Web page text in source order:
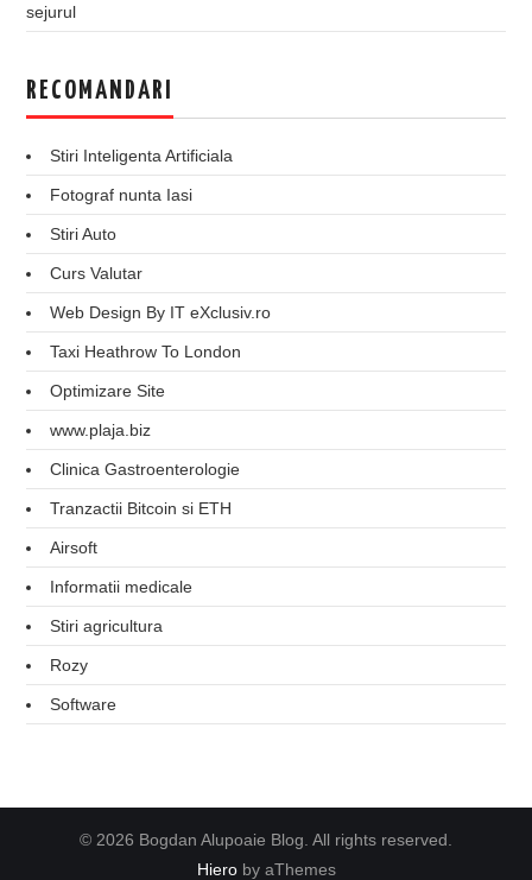
sejurul
RECOMANDARI
Stiri Inteligenta Artificiala
Fotograf nunta Iasi
Stiri Auto
Curs Valutar
Web Design By IT eXclusiv.ro
Taxi Heathrow To London
Optimizare Site
www.plaja.biz
Clinica Gastroenterologie
Tranzactii Bitcoin si ETH
Airsoft
Informatii medicale
Stiri agricultura
Rozy
Software
© 2026 Bogdan Alupoaie Blog. All rights reserved.
Hieroby aThemes